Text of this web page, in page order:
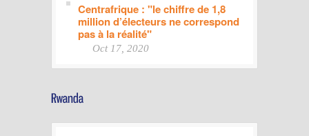
Centrafrique : "le chiffre de 1,8
million d’électeurs ne correspond
pas à la réalité"
Oct 17, 2020